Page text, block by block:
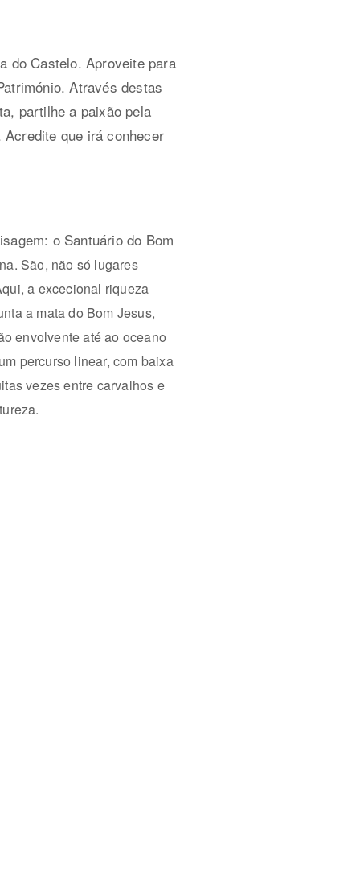
do Castelo. Aproveite para
Através destas
partilhe a paixão pela
que irá conhecer
o Santuário do Bom
São, não só lugares
a excecional riqueza
a mata do Bom Jesus,
envolvente até ao oceano
percurso linear, com baixa
vezes entre carvalhos e